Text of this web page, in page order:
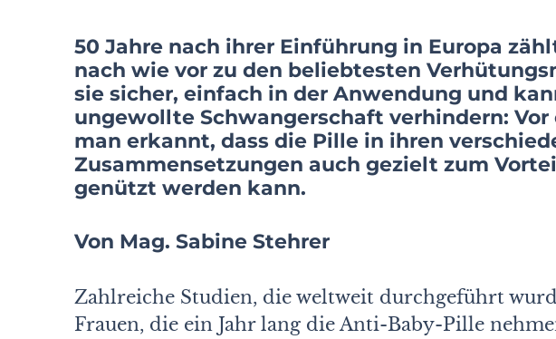
50 Jahre nach ihrer Einführung in Europa
nach wie vor zu den beliebtesten
sie sicher, einfach in der Anwendung und
ungewollte Schwangerschaft verhindern:
man erkannt, dass die Pille in ihren
Zusammensetzungen auch gezielt zum
genützt werden kann.
Von Mag. Sabine Stehrer
Zahlreiche Studien, die weltweit durchgeführt
Frauen, die ein Jahr lang die Anti-Baby-Pille